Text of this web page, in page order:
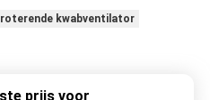
roterende kwabventilator
prijs voor